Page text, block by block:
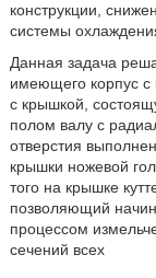
конструкции,
системы
Данная задача
имеющего корпус с
с крышкой,
полом валу с
отверстия
крышки ножевой
того на крышке
позволяющий
процессом
сечений всех